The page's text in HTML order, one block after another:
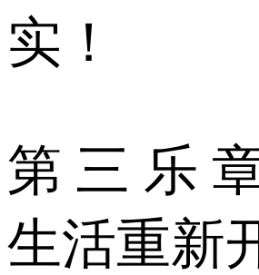
实！
第 三 乐
生活重新